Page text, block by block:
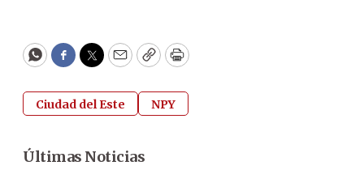
WhatsApp
Facebook
Twitter
EmailCopyPrint
Ciudad del Este NPY
Últimas Noticias